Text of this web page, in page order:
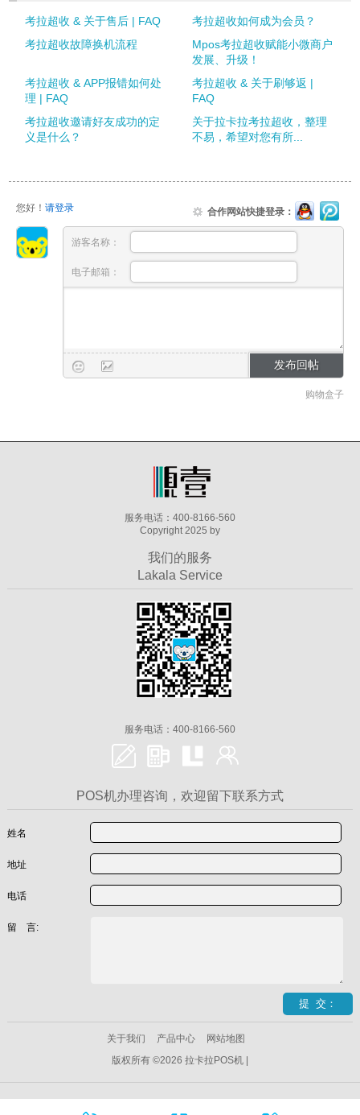
考拉超收 & 关于售后 | FAQ
考拉超收如何成为会员？
考拉超收故障换机流程
Mpos考拉超收赋能小微商户
发展、升级！
考拉超收 & APP报错如何处
理 | FAQ
考拉超收 & 关于刷够返 |
FAQ
考拉超收邀请好友成功的定
义是什么？
关于拉卡拉考拉超收，整理
不易，希望对您有所...
您好！ 请登录 合作网站快捷登录：
游客名称：
电子邮箱：
购物盒子
服务电话：400-8166-560
Copyright 2025 by
我们的服务
Lakala Service
服务电话：400-8166-560
POS机办理咨询，欢迎留下联系方式
姓名
地址
电话
留 言:
关于我们 产品中心
网站地图
版权所有 ©2026 拉卡拉POS机 |